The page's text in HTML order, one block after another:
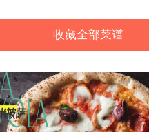
收藏全部菜谱